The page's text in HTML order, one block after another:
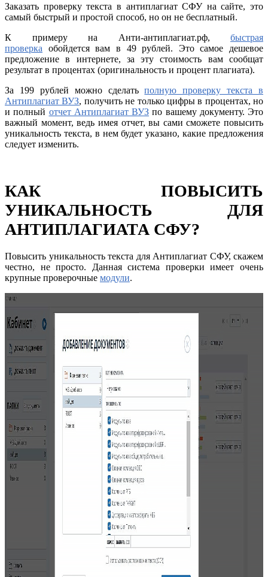
Заказать проверку текста в антиплагиат СФУ на сайте, это
самый быстрый и простой способ, но он не бесплатный.
К примеру на Анти-антиплагиат.рф, быстрая
проверка обойдется вам в 49 рублей. Это самое дешевое
предложение в интернете, за эту стоимость вам сообщат
результат в процентах (оригинальность и процент плагиата).
За 199 рублей можно сделатьполную проверку текста в
Антиплагиат ВУЗ, получить не только цифры в процентах, но
и полный отчет Антиплагиат ВУЗ по вашему документу. Это
важный момент, ведь имея отчет, вы сами сможете повысить
уникальность текста, в нем будет указано, какие предложения
следует изменить.
КАК ПОВЫСИТЬ
УНИКАЛЬНОСТЬ ДЛЯ
АНТИПЛАГИАТА СФУ?
Повысить уникальность текста для Антиплагиат СФУ, скажем
честно, не просто. Данная система проверки имеет очень
крупные проверочные модули.